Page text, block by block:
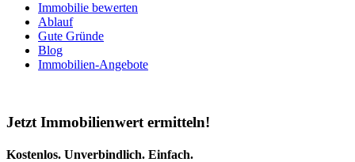
Immobilie bewerten
Ablauf
Gute Gründe
Blog
Immobilien-Angebote
Jetzt Immobilienwert ermitteln!
Kostenlos. Unverbindlich. Einfach.